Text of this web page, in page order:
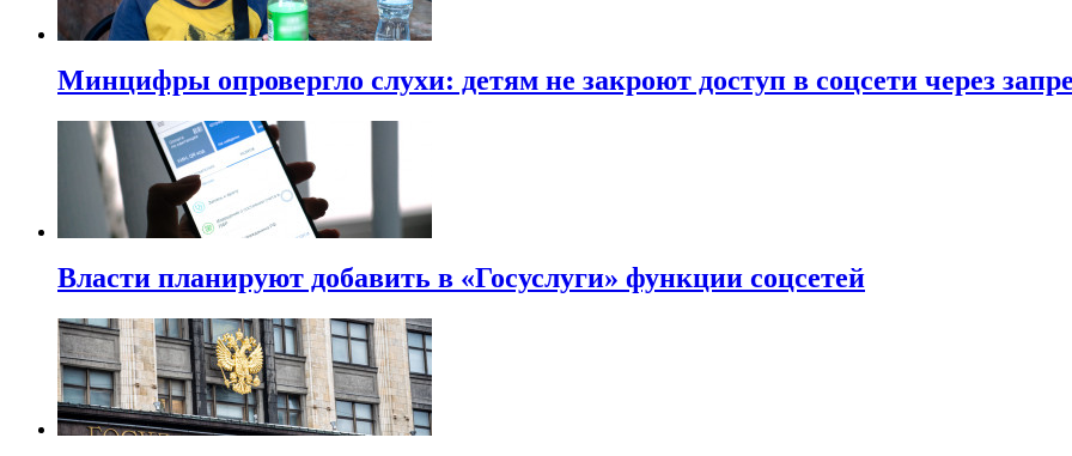
Минцифры опровергло слухи: детям не закроют доступ в соцсети через
Власти планируют добавить в «Госуслуги» функции соцсетей